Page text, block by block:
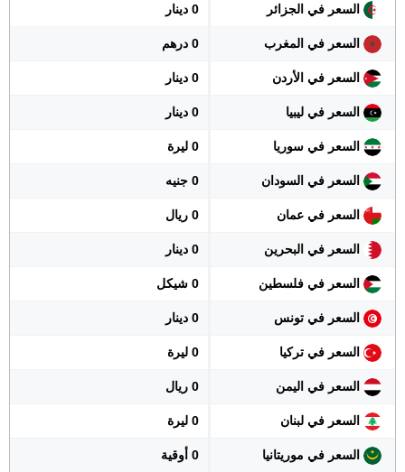
السعر في الجزائر 0 دينار
السعر في المغرب 0 درهم
السعر في الأردن 0 دينار
السعر في ليبيا 0 دينار
السعر في سوريا 0 ليرة
السعر في السودان 0 جنيه
السعر في عمان 0 ريال
السعر في البحرين 0 دينار
السعر في فلسطين 0 شيكل
السعر في تونس 0 دينار
السعر في تركيا 0 ليرة
السعر في اليمن 0 ريال
السعر في لبنان 0 ليرة
السعر في موريتانيا 0 أوقية